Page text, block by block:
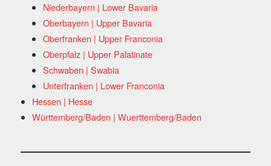
Niederbayern | Lower Bavaria
Oberbayern | Upper Bavaria
Oberfranken | Upper Franconia
Oberpfalz | Upper Palatinate
Schwaben | Swabia
Unterfranken | Lower Franconia
Hessen | Hesse
Württemberg/Baden | Wuerttemberg/Baden